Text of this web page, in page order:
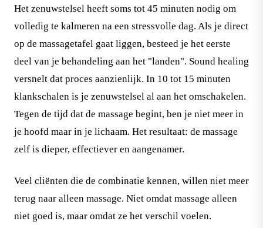
Het zenuwstelsel heeft soms tot 45 minuten nodig om
volledig te kalmeren na een stressvolle dag. Als je direct
op de massagetafel gaat liggen, besteed je het eerste
deel van je behandeling aan het "landen". Sound healing
versnelt dat proces aanzienlijk. In 10 tot 15 minuten
klankschalen is je zenuwstelsel al aan het omschakelen.
Tegen de tijd dat de massage begint, ben je niet meer in
je hoofd maar in je lichaam. Het resultaat: de massage
zelf is dieper, effectiever en aangenamer.
Veel cliënten die de combinatie kennen, willen niet meer
terug naar alleen massage. Niet omdat massage alleen
niet goed is, maar omdat ze het verschil voelen.